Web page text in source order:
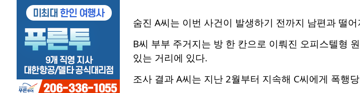
숨진 A씨는 이번 사건이 발생하기 전까지 남편과 떨
B씨 부부 주거지는 방 한 칸으로 이뤄진 오피스텔형
있는 거리에 있다.
조사 결과 A씨는 지난 2월부터 지속해 C씨에게 폭행